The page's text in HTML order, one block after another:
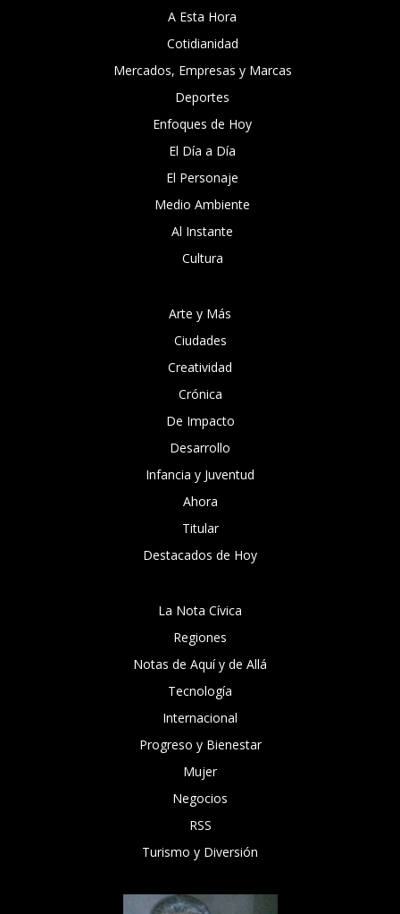
A Esta Hora
Cotidianidad
Mercados, Empresas y Marcas
Deportes
Enfoques de Hoy
El Día a Día
El Personaje
Medio Ambiente
Al Instante
Cultura
Arte y Más
Ciudades
Creatividad
Crónica
De Impacto
Desarrollo
Infancia y Juventud
Ahora
Titular
Destacados de Hoy
La Nota Cívica
Regiones
Notas de Aquí y de Allá
Tecnología
Internacional
Progreso y Bienestar
Mujer
Negocios
RSS
Turismo y Diversión